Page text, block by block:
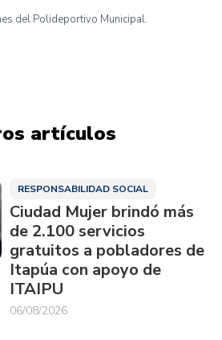
del Polideportivo Municipal.
artículos
RESPONSABILIDAD SOCIAL
Ciudad Mujer brindó más
de 2.100 servicios
gratuitos a pobladores de
Itapúa con apoyo de
ITAIPU
06/08/2026